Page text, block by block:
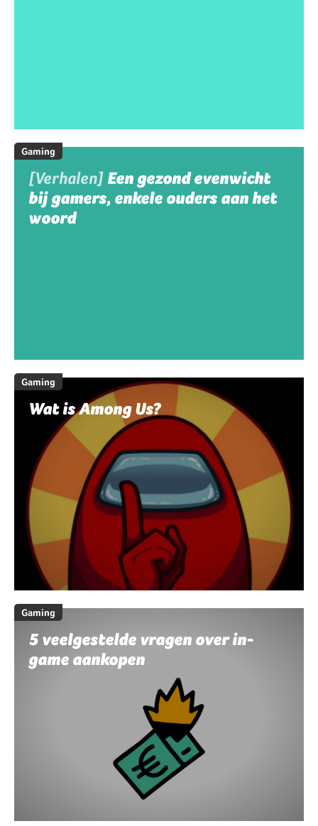
Gaming
[Verhalen] Een gezond evenwicht
bij gamers, enkele ouders aan het
woord
Gaming
Wat is Among Us?
Gaming
5 veelgestelde vragen over in-
game aankopen